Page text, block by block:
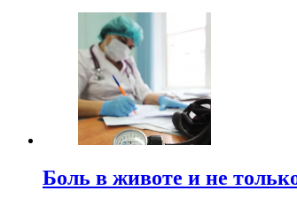
Боль в животе и не